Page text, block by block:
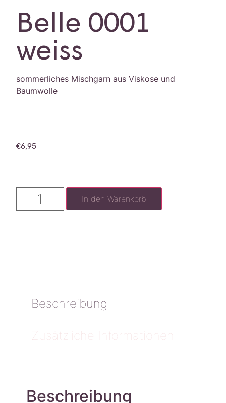
Belle 0001
weiss
sommerliches Mischgarn aus Viskose und
Baumwolle
€6,95
In den Warenkorb
Beschreibung
Zusätzliche Informationen
Beschreibung